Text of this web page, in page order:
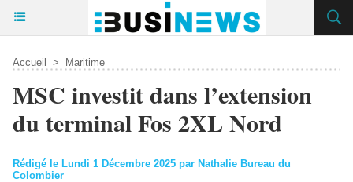
Accueil > Maritime
MSC investit dans l’extension
du terminal Fos 2XL Nord
Rédigé le Lundi 1 Décembre 2025 par Nathalie Bureau du
Colombier